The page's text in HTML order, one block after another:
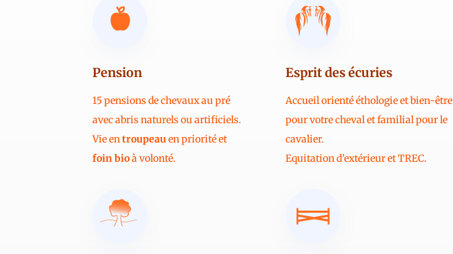
Pension
15 pensions de chevaux au pré
avec abris naturels ou artificiels.
Vie entroupeau en priorité et
foin bioà volonté.
Esprit des écuries
Accueil orienté éthologie et bien-être
pour votre cheval et familial pour le
cavalier.
Equitation d’extérieur et TREC.